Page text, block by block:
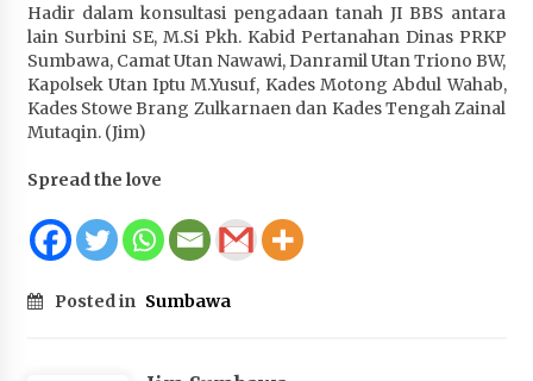
Hadir dalam konsultasi pengadaan tanah JI BBS antara
lain Surbini SE, M.Si Pkh. Kabid Pertanahan Dinas PRKP
Sumbawa, Camat Utan Nawawi, Danramil Utan Triono BW,
Kapolsek Utan Iptu M.Yusuf, Kades Motong Abdul Wahab,
Kades Stowe Brang Zulkarnaen dan Kades Tengah Zainal
Mutaqin. (Jim)
Spread the love
Posted in Sumbawa